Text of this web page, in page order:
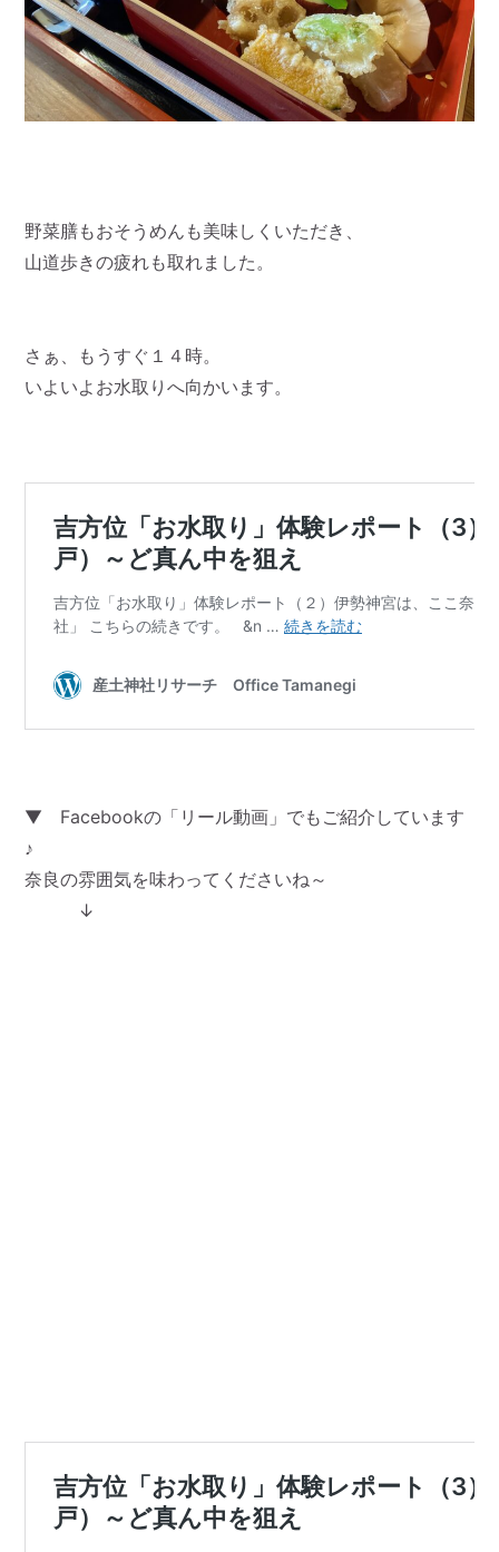
野菜膳もおそうめんも美味しくいただき、
山道歩きの疲れも取れました。
さぁ、もうすぐ１４時。
いよいよお水取りへ向かいます。
▼ Facebookの「リール動画」でもご紹介しています
♪
奈良の雰囲気を味わってくださいね～
↓